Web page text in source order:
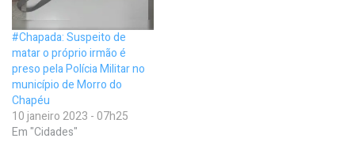
#Chapada: Suspeito de
matar o próprio irmão é
preso pela Polícia Militar no
município de Morro do
Chapéu
10 janeiro 2023 - 07h25
Em "Cidades"